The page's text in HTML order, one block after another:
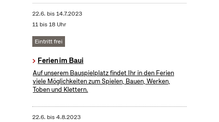
22.6. bis14.7.2023
11 bis 18 Uhr
Eintritt frei
Ferien im Baui
Auf unserem Bauspielplatz findet Ihr in den Ferien
viele Möglichkeiten zum Spielen, Bauen, Werken,
Toben und Klettern.
22.6. bis4.8.2023